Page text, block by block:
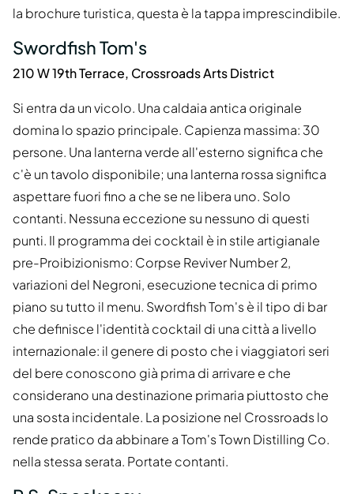
la brochure turistica, questa è la tappa imprescindibile.
Swordfish Tom's
210 W 19th Terrace, Crossroads Arts District
Si entra da un vicolo. Una caldaia antica originale
domina lo spazio principale. Capienza massima: 30
persone. Una lanterna verde all'esterno significa che
c'è un tavolo disponibile; una lanterna rossa significa
aspettare fuori fino a che se ne libera uno. Solo
contanti. Nessuna eccezione su nessuno di questi
punti. Il programma dei cocktail è in stile artigianale
pre-Proibizionismo: Corpse Reviver Number 2,
variazioni del Negroni, esecuzione tecnica di primo
piano su tutto il menu. Swordfish Tom's è il tipo di bar
che definisce l'identità cocktail di una città a livello
internazionale: il genere di posto che i viaggiatori seri
del bere conoscono già prima di arrivare e che
considerano una destinazione primaria piuttosto che
una sosta incidentale. La posizione nel Crossroads lo
rende pratico da abbinare a Tom's Town Distilling Co.
nella stessa serata. Portate contanti.